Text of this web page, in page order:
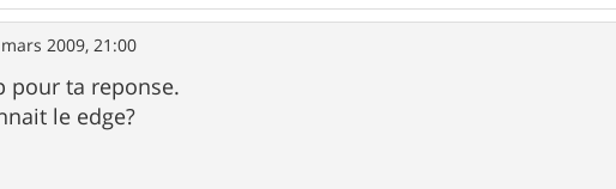
2009, 21:00
pour ta reponse.
le edge?